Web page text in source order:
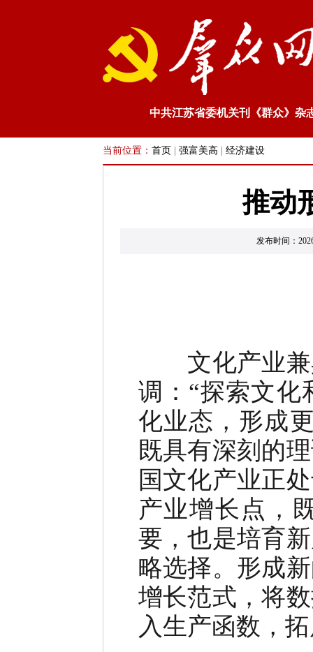
中共江苏省委机关刊《群众》杂
当前位置： 首页 强富美高 经济建设
推动
发布时间：
文化产业
调：“探索文化
化业态，形成
既具有深刻的
国文化产业正
产业增长点，
要，也是培育
略选择。形成
增长范式，将
入生产函数，